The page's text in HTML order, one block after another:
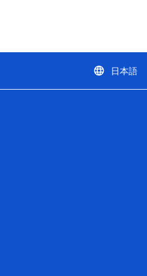
language 日本語